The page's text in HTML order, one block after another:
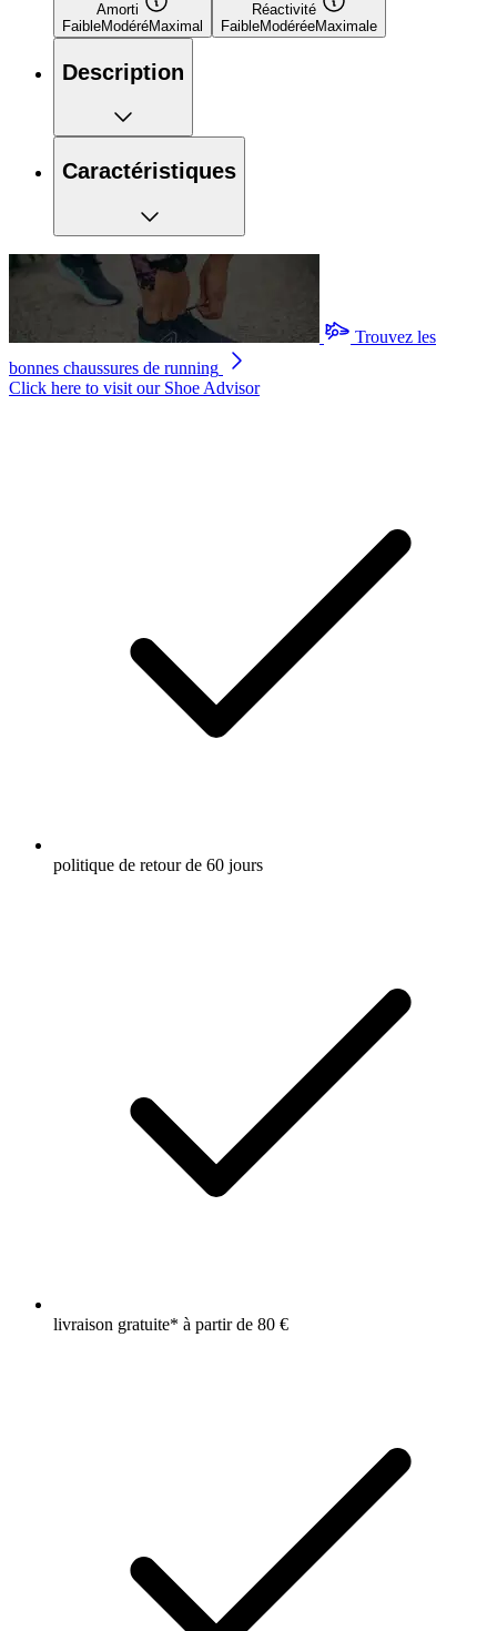
Amorti
FaibleModéréMaximal
Réactivité
FaibleModéréeMaximale
Description
Caractéristiques
Trouvez les
bonnes chaussures de running
Click here to visit our Shoe Advisor
politique de retour de 60 jours
livraison gratuite* à partir de 80 €